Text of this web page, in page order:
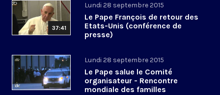
37:41
Lundi 28 septembre 2015
Le Pape François de retour des
Etats-Unis (conférence de
presse)
Lundi 28 septembre 2015
Le Pape salue le Comité
organisateur - Rencontre
mondiale des familles